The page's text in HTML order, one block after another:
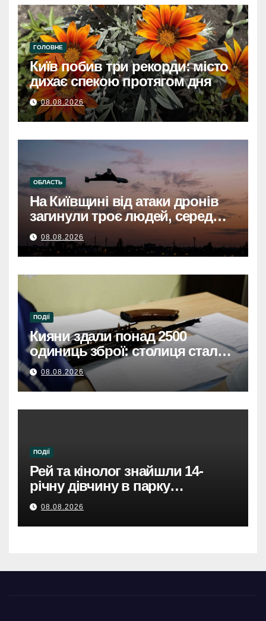
ГОЛОВНЕ
Київ побив три рекорди: місто
дихає спекою протягом дня
08.08.2026
ОБЛАСТЬ
На Київщині від атаки дронів
загинули троє людей, серед
них дитинаНа Київщині
загинули троє, серед них
дитина, через атаку дронів
08.08.2026
ПОДІЇ
Кияни здали понад 2500
одиниць зброї: столиця стала
безпечнішою
08.08.2026
ПОДІЇ
Рей та кінолог знайшли 14-
річну дівчину в парку
Святошинського району.
08.08.2026